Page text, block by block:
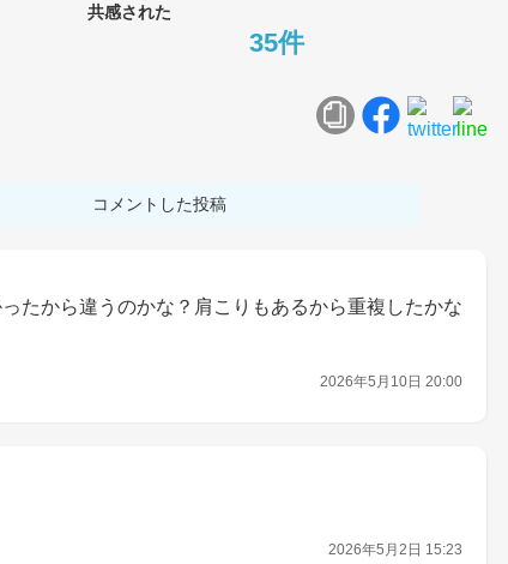
共感された
35件
コメントした投稿
たから違うのかな？肩こりもあるから重複したかな
2026年5月10日 20:00
2026年5月2日 15:23